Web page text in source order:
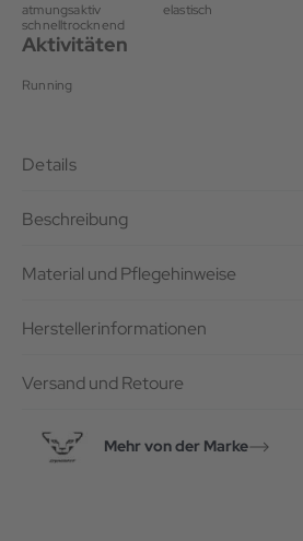
atmungsaktiv elastisch
schnelltrocknend
Aktivitäten
Running
Details
Beschreibung
Material und Pflegehinweise
Herstellerinformationen
Versand und Retoure
Mehr von der Marke